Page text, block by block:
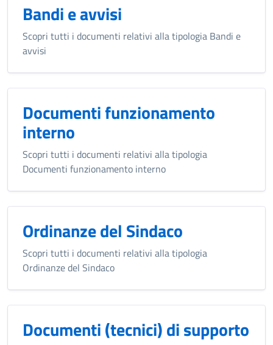
Bandi e avvisi
Scopri tutti i documenti relativi alla tipologia Bandi e
avvisi
Documenti funzionamento
interno
Scopri tutti i documenti relativi alla tipologia
Documenti funzionamento interno
Ordinanze del Sindaco
Scopri tutti i documenti relativi alla tipologia
Ordinanze del Sindaco
Documenti (tecnici) di supporto